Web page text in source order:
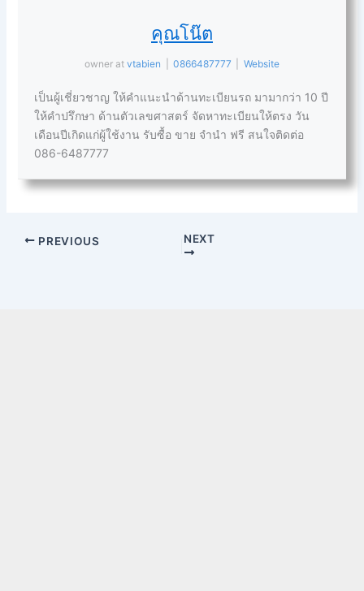
คุณโน๊ต
owner at vtabien 0866487777 Website
เป็นผู้เชี่ยวชาญ ให้คำแนะนำด้านทะเบียนรถ มามากว่า 10 ปี
ให้คำปรึกษา ด้านตัวเลขศาสตร์ จัดหาทะเบียนให้ตรง วัน
เดือนปีเกิดแก่ผู้ใช้งาน รับซื้อ ขาย จำนำ ฟรี สนใจติดต่อ
086-6487777
PREVIOUS NEXT